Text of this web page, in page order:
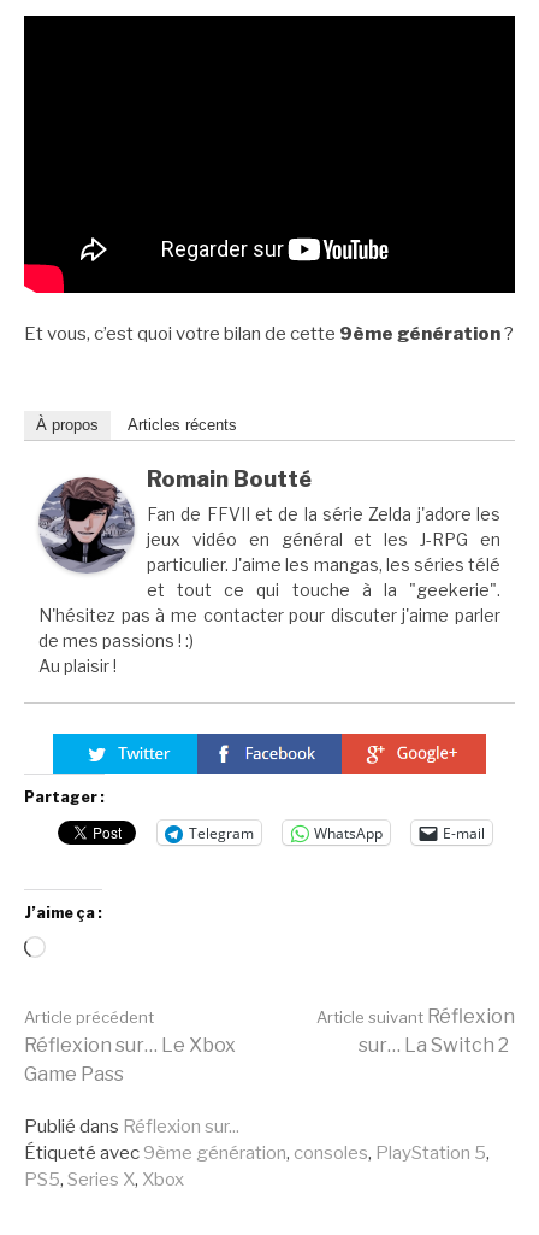
Et vous, c’est quoi votre bilan de cette 9ème génération?
À propos Articles récents
Romain Boutté
Fan de FFVII et de la série Zelda j'adore les
jeux vidéo en général et les J-RPG en
particulier. J'aime les mangas, les séries télé
et tout ce qui touche à la "geekerie".
N'hésitez pas à me contacter pour discuter j'aime parler
de mes passions ! :)
Au plaisir !
Partager :
Telegram WhatsApp E-mail
J’aime ça :
Chargement…
Lire
la
suite
Article précédent
Réflexion sur… Le Xbox
Game Pass
Article suivant Réflexion
sur… La Switch 2
Publié dans Réflexion sur...
Étiqueté avec 9ème génération, consoles, PlayStation 5,
PS5, Series X, Xbox